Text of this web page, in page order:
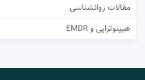
مقالات روانشناسی
هیپنوتراپی و EMDR